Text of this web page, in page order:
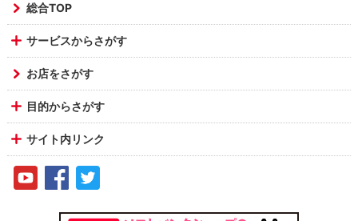
総合TOP
サービスからさがす
お店をさがす
目的からさがす
サイト内リンク